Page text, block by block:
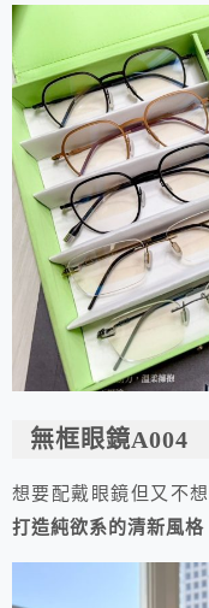
無框眼鏡A004
想要配戴眼鏡但又不
打造純欲系的清新風格